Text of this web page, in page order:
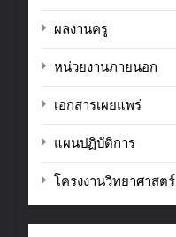
ผลงานครู
หน่วยงานภายนอก
เอกสารเผยแพร่
แผนปฏิบัติการ
โครงงานวิทยาศาสตร์